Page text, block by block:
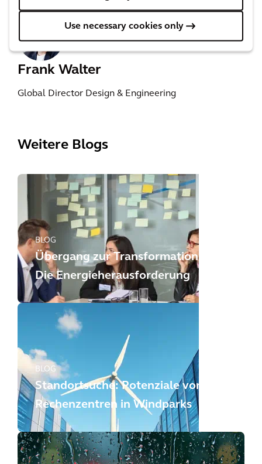
Use necessary cookies only
Frank Walter
Global Director Design & Engineering
Weitere Blogs
BLOG
Übergang zur Transformation:
Die Energieherausforderung
BLOG
Standortsuche: Potenziale von
Rechenzentren in Windparks